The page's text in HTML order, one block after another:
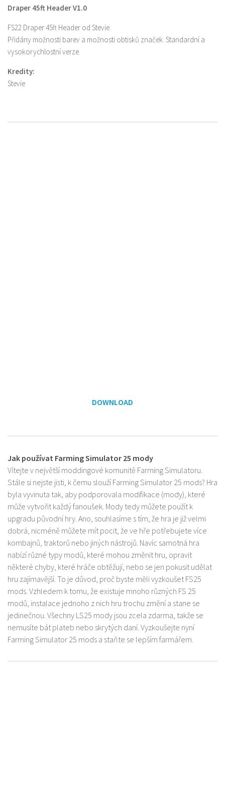
Draper 45ft Header V1.0
FS22 Draper 45ft Header od Stevie.
Přidány možnosti barev a možnosti obtisků značek. Standardní a
vysokorychlostní verze.
Kredity:
Stevie
DOWNLOAD
Jak používat Farming Simulator 25 mody
Vítejte v největší moddingové komunitě Farming Simulatoru.
Stále si nejste jisti, k čemu slouží Farming Simulator 25 mods? Hra
byla vyvinuta tak, aby podporovala modifikace (mody), které
může vytvořit každý fanoušek. Mody tedy můžete použít k
upgradu původní hry. Ano, souhlasíme s tím, že hra je již velmi
dobrá, nicméně můžete mít pocit, že ve hře potřebujete více
kombajnů, traktorů nebo jiných nástrojů. Navíc samotná hra
nabízí různé typy modů, které mohou změnit hru, opravit
některé chyby, které hráče obtěžují, nebo se jen pokusit udělat
hru zajímavější. To je důvod, proč byste měli vyzkoušet FS25
mods. Vzhledem k tomu, že existuje mnoho různých FS 25
modů, instalace jednoho z nich hru trochu změní a stane se
jedinečnou. Všechny LS25 mody jsou zcela zdarma, takže se
nemusíte bát plateb nebo skrytých daní. Vyzkoušejte nyní
Farming Simulator 25 mods a staňte se lepším farmářem.